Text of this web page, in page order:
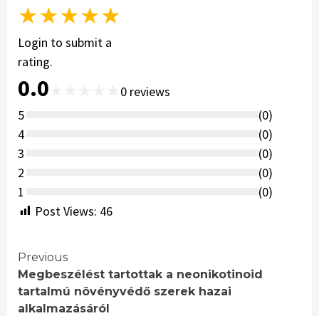
★★★★★
Login to submit a
rating.
0.0 0 reviews
5
(0)
4
(0)
3
(0)
2
(0)
1
(0)
Post Views: 46
Continue
Reading
Previous
Megbeszélést tartottak a neo­niko­tinoid
tartalmú növényvédő szerek hazai
alkalmazásáról